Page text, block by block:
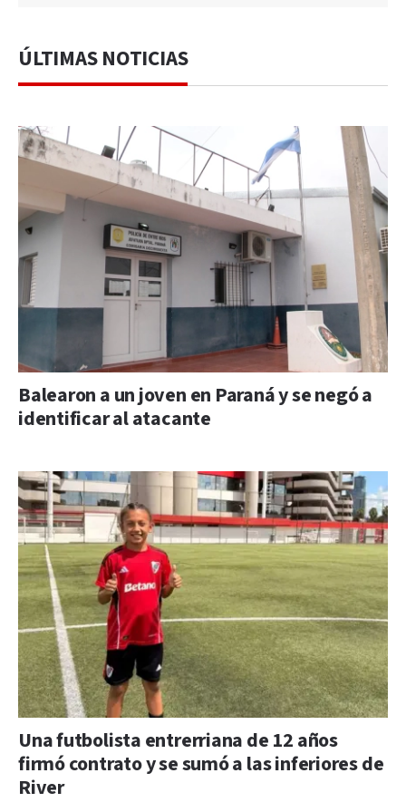
ÚLTIMAS NOTICIAS
Balearon a un joven en Paraná y se negó a
identificar al atacante
Una futbolista entrerriana de 12 años
firmó contrato y se sumó a las inferiores de
River